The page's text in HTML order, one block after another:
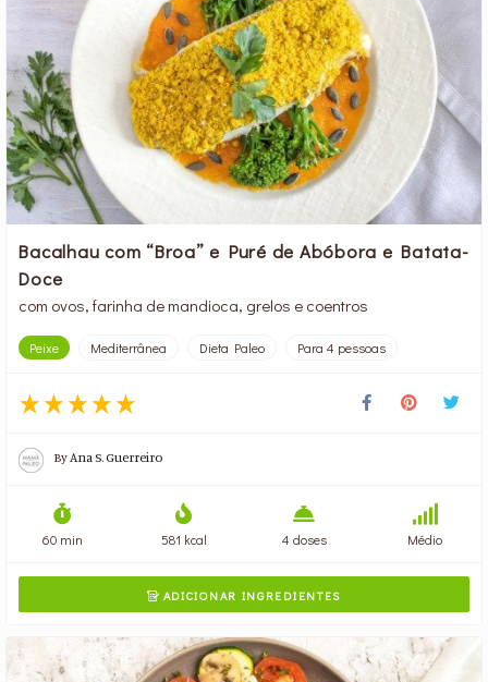
Bacalhau com “Broa” e Puré de Abóbora e Batata-
Doce
com ovos, farinha de mandioca, grelos e coentros
Peixe Mediterrânea Dieta Paleo Para 4 pessoas
By Ana S. Guerreiro
60 min 581 kcal 4 doses Médio
ADICIONAR INGREDIENTES